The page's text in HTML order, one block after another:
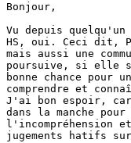
Bonjour,
Vu depuis
HS, oui. Ceci dit,
mais aussi une
poursuive, si elle
bonne chance pour
comprendre et
J'ai bon espoir,
dans la manche
l'incompréhension
jugements hatifs